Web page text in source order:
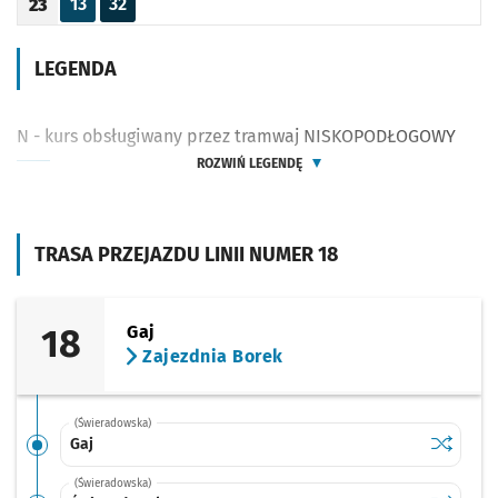
TRASA PRZEJAZDU LINII NUMER 18
18
Gaj
Zajezdnia Borek
(Świeradowska)
Gaj Sprawdź
Gaj
(Świeradowska)
Godzina odjazdu
23
Odjazd
minut po godzinie 23
Odjazd
minut po godzinie 23
LEGENDA
N - kurs obsługiwany przez tramwaj NISKOPODŁOGOWY
ROZWIŃ LEGENDĘ